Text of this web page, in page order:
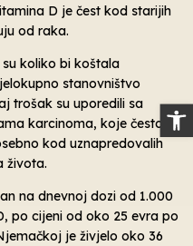
D je čest kod starijih
od raka.
su koliko bi koštala
stanovništvo
trošak su uporedili sa
karcinoma, koje često
kod uznapredovalih
života.
na dnevnoj dozi od 1.000
po cijeni od oko 25 evra po
je živjelo oko 36